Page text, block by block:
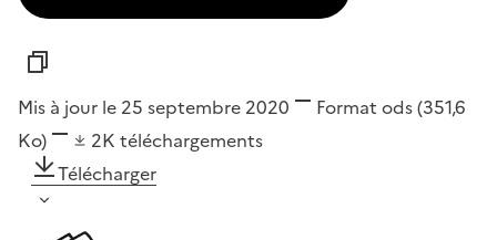
Mis à jour le 25 septembre 2020 Format ods(351,6
Ko)
2K téléchargements
Télécharger